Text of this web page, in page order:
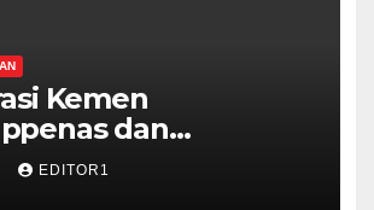
Kemen
dan
Bakal Menggelar
2026
EDITOR1